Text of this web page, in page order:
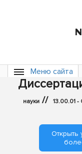
Меню сайта
науки // 13.00.01 -
Открыть